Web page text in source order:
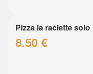
Pizza la raclette solo
8.50 €